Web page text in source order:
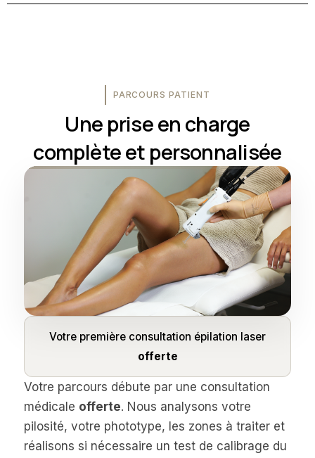
PARCOURS PATIENT
Une prise en charge
complète et personnalisée
Votre première consultation épilation laser
offerte
Votre parcours débute par une consultation
médicale offerte. Nous analysons votre
pilosité, votre phototype, les zones à traiter et
réalisons si nécessaire un test de calibrage du